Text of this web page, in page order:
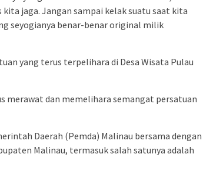
jaga. Jangan sampai kelak suatu saat kita
seyogianya benar-benar original milik
yang terus terpelihara di Desa Wisata Pulau
merawat dan memelihara semangat persatuan
Daerah (Pemda) Malinau bersama dengan
Malinau, termasuk salah satunya adalah